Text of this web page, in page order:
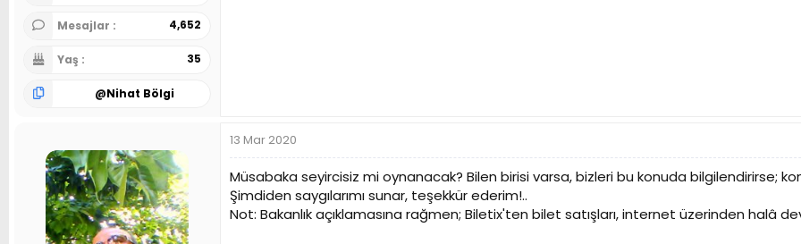
Mesajlar 4,652
Yaş 35
@Nihat Bölgi
13 Mar 2020
Müsabaka seyircisiz mi oynanacak? Bilen birisi varsa, bizleri bu konuda bilgilendirirse;
Şimdiden saygılarımı sunar, teşekkür ederim!..
Not: Bakanlık açıklamasına rağmen; Biletix'ten bilet satışları, internet üzerinden halâ